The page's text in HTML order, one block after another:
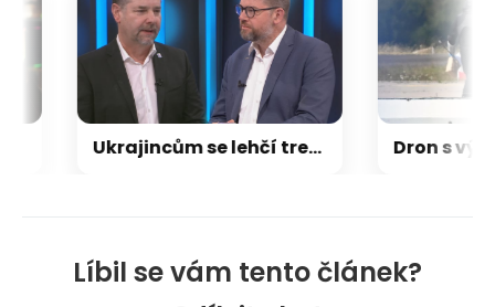
Líbil se vám tento článek?
Ukrajincům se lehčí trestná činnost odpouštěla, tvrdí Koten. Pospíšil chtěl vidět čísla